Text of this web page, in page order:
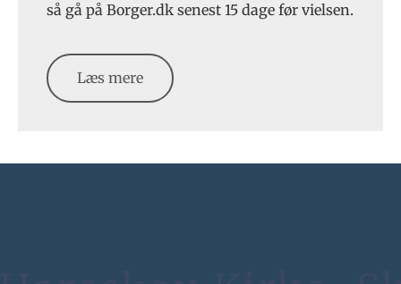
så gå på Borger.dk senest 15 dage før vielsen.
Læs mere